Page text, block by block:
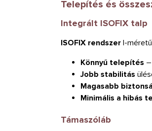
Telepítés és
Integrált ISOFIX talp
ISOFIX rendszer I-
Könnyű telepítés
Jobb stabilitás
Magasabb
Minimális a hibás
Támaszóláb